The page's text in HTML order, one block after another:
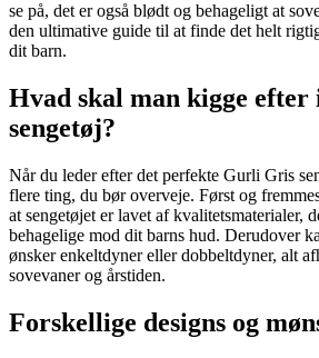
se på, det er også blødt og behageligt at
den ultimative guide til at finde det helt
dit barn.
Hvad skal man kigge
sengetøj?
Når du leder efter det perfekte Gurli Gris
flere ting, du bør overveje. Først og
at sengetøjet er lavet af kvalitetsmaterialer,
behagelige mod dit barns hud. Derudover
ønsker enkeltdyner eller dobbeltdyner, alt
sovevaner og årstiden.
Forskellige designs og